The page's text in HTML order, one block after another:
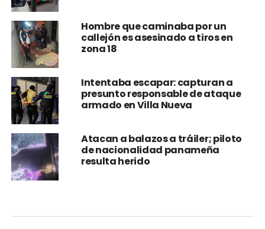
Hombre que caminaba por un
callejón es asesinado a tiros en
zona 18
Intentaba escapar: capturan a
presunto responsable de ataque
armado en Villa Nueva
Atacan a balazos a tráiler; piloto
de nacionalidad panameña
resulta herido